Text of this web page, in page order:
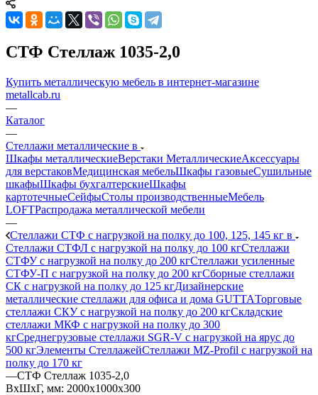
СТФ Стеллаж 1035-2,0
Купить металлическую мебель в интернет-магазине
metallcab.ru
—
Каталог
—
Стеллажи металлические в
Шкафы металлическиеВерстаки МеталлическиеАксессуары
для верстаковМедицинская мебельШкафы газовыеСушильные
шкафыШкафы бухгалтерскиеШкафы
картотечныеСейфыСтолы производственныеМебель
LOFTРаспродажа металлической мебели
—
Стеллажи СТФ с нагрузкой на полку до 100, 125, 145 кг в
Стеллажи СТФЛ с нагрузкой на полку до 100 кгСтеллажи
СТФУ с нагрузкой на полку до 200 кгСтеллажи усиленные
СТФУ-П с нагрузкой на полку до 200 кгСборные стеллажи
СК с нагрузкой на полку до 125 кгДизайнерские
металлические стеллажи для офиса и дома GUTTAТорговые
стеллажи СКУ с нагрузкой на полку до 200 кгСкладские
стеллажи МКФ с нагрузкой на полку до 300
кгСреднегрузовые стеллажи SGR-V с нагрузкой на ярус до
500 кгЭлементы СтеллажейСтеллажи MZ-Profil с нагрузкой на
полку до 170 кг
—СТФ Стеллаж 1035-2,0
ВхШхГ, мм: 2000x1000x300